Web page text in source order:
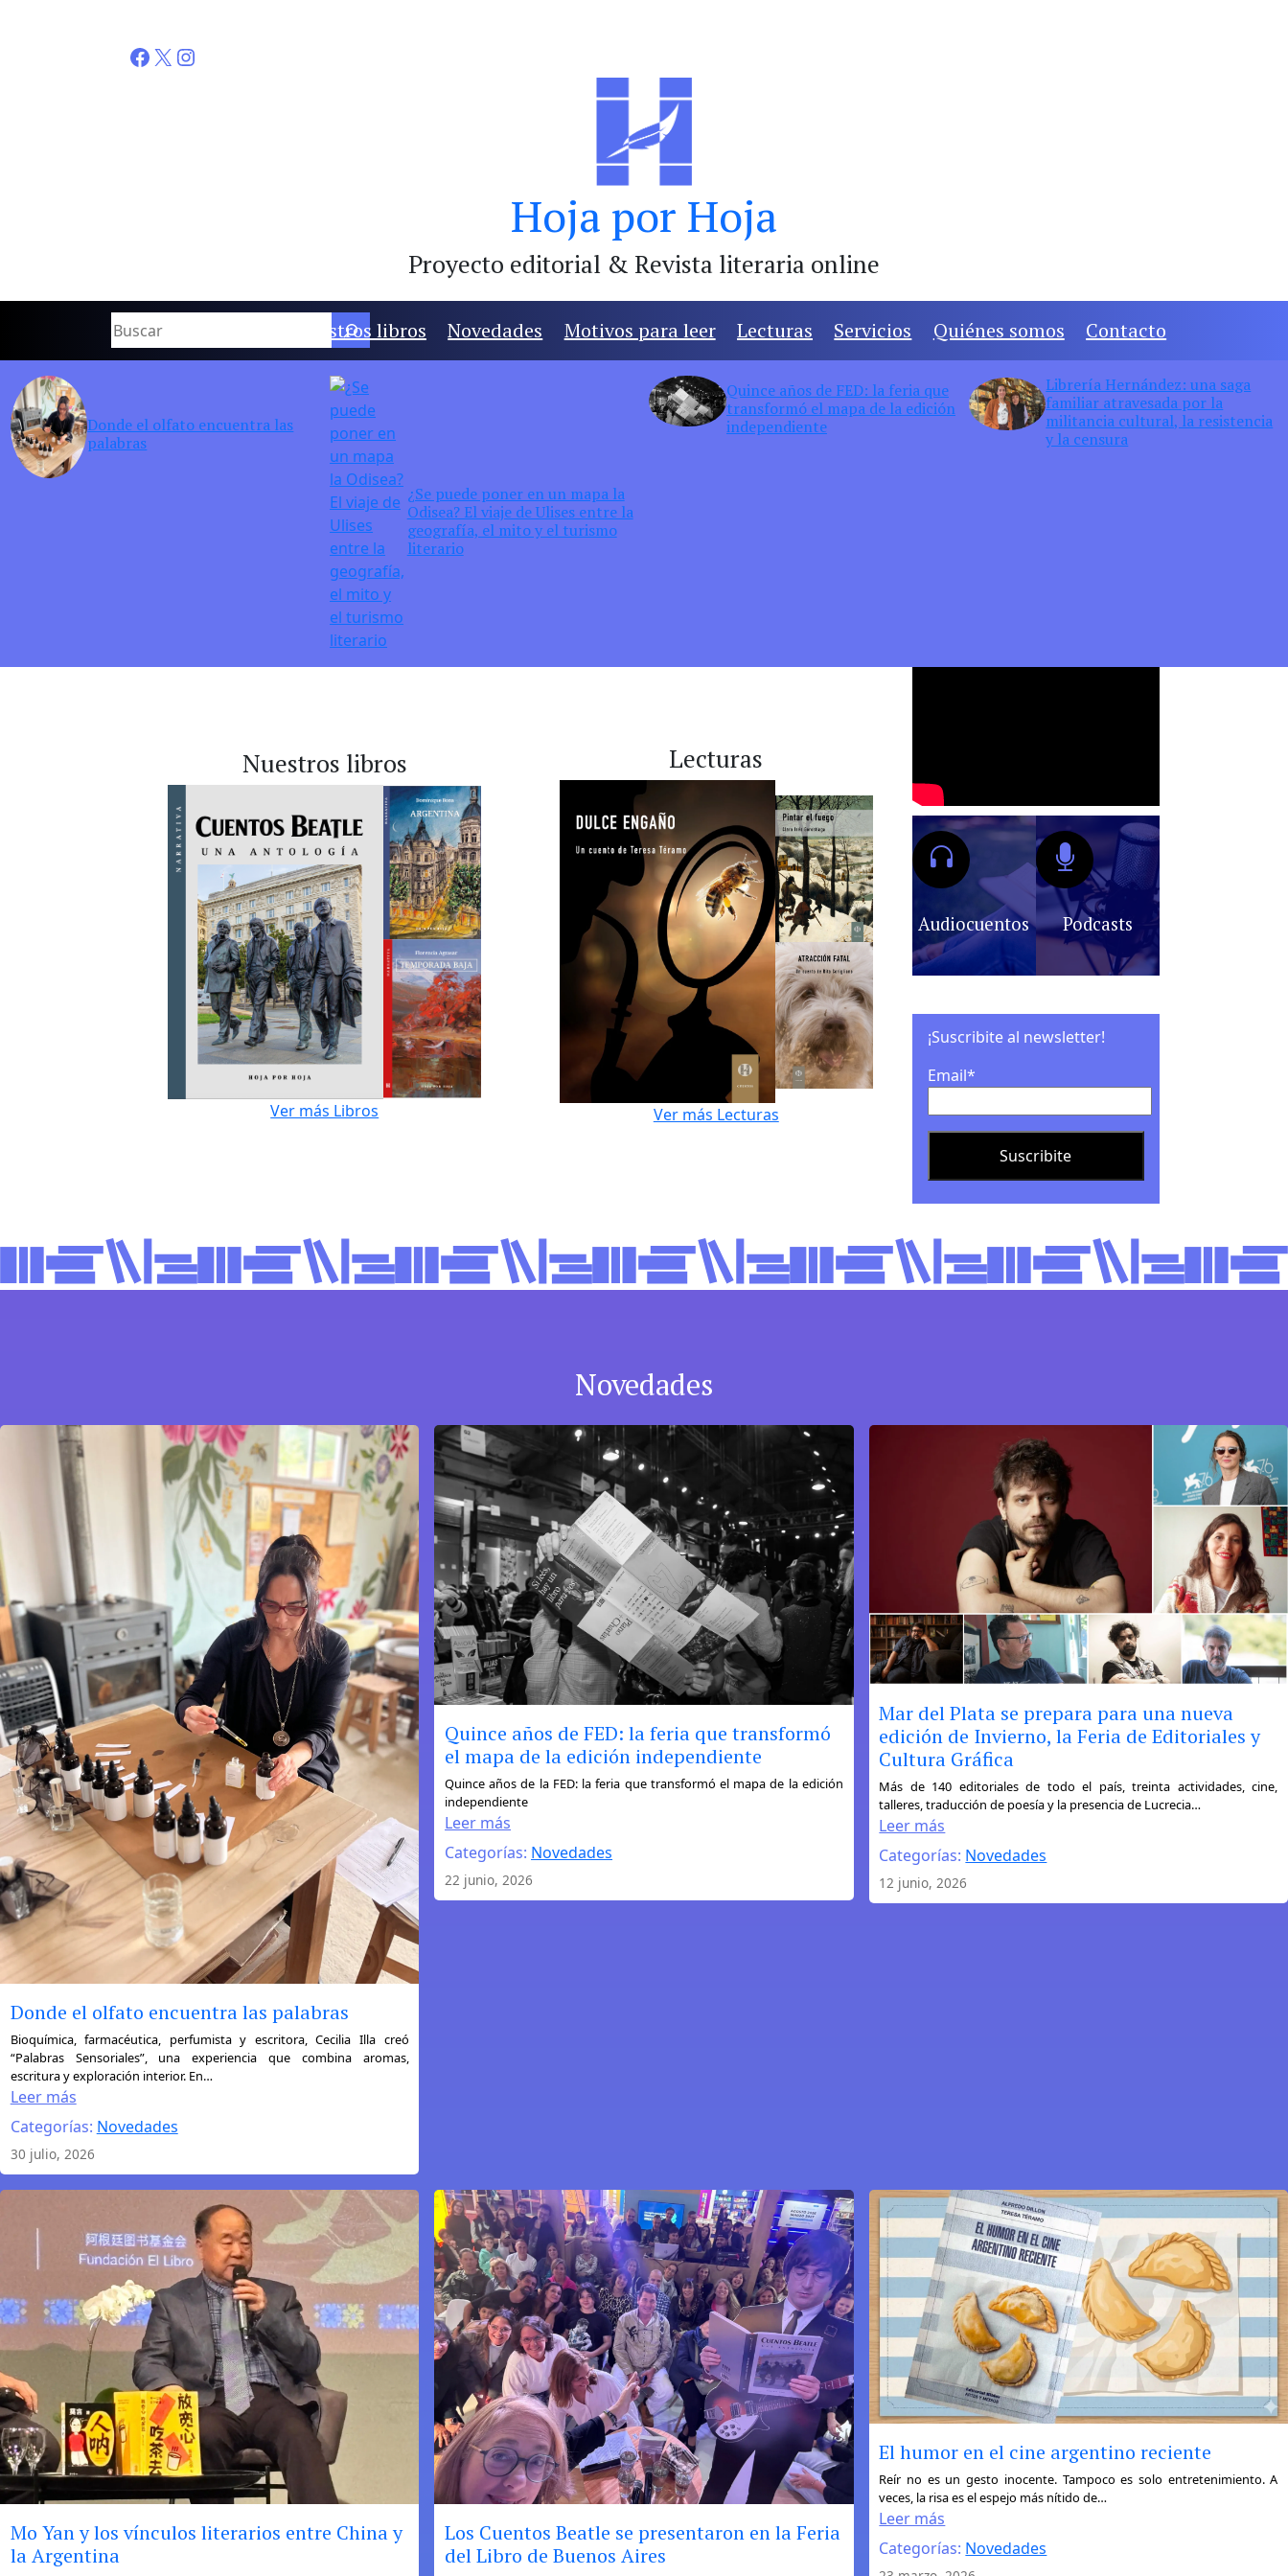
Facebook
X Instagram
Hoja por Hoja
Proyecto editorial & Revista literaria online
Buscar Nuestros libros Novedades Motivos para leer Lecturas Servicios Quiénes somos Contacto
Donde el olfato encuentra las
palabras
¿Se puede poner en un mapa la
Odisea? El viaje de Ulises entre la
geografía, el mito y el turismo
literario
Quince años de FED: la feria que
transformó el mapa de la edición
independiente
Librería Hernández: una saga
familiar atravesada por la
militancia cultural, la resistencia
y la censura
Nuestros libros
Ver más Libros
Lecturas
Ver más Lecturas
Audiocuentos Podcasts
¡Suscribite al newsletter!
Email*
Novedades
Donde el olfato encuentra las palabras
Bioquímica, farmacéutica, perfumista y escritora, Cecilia Illa creó
“Palabras Sensoriales”, una experiencia que combina aromas,
escritura y exploración interior. En…
Leer más
:
Donde
el
olfato
encuentra
las
palabras
Categorías: Novedades
30 julio, 2026
Quince años de FED: la feria que transformó
el mapa de la edición independiente
Quince años de la FED: la feria que transformó el mapa de la edición
independiente
Leer más
:
Quince
años
de
FED:
la
Categorías: Novedades
22 junio, 2026
Mar del Plata se prepara para una nueva
edición de Invierno, la Feria de Editoriales y
Cultura Gráfica
Más de 140 editoriales de todo el país, treinta actividades, cine,
talleres, traducción de poesía y la presencia de Lucrecia…
Leer más
:
Mar
del
Plata
se
prepara
Gráfica
Categorías: Novedades
12 junio, 2026
Mo Yan y los vínculos literarios entre China y
la Argentina
Los Cuentos Beatle se presentaron en la Feria
del Libro de Buenos Aires
El humor en el cine argentino reciente
Reír no es un gesto inocente. Tampoco es solo entretenimiento. A
veces, la risa es el espejo más nítido de…
Leer más
:
El
humor
en
Categorías: Novedades